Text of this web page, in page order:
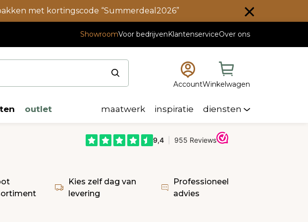
met kortingscode “Summerdeal2026”
ShowroomVoor bedrijvenKlantenserviceOver ons
AccountWinkelwagen
outlet maatwerk inspiratie diensten
Kies zelf dag van
levering
Professioneel
advies